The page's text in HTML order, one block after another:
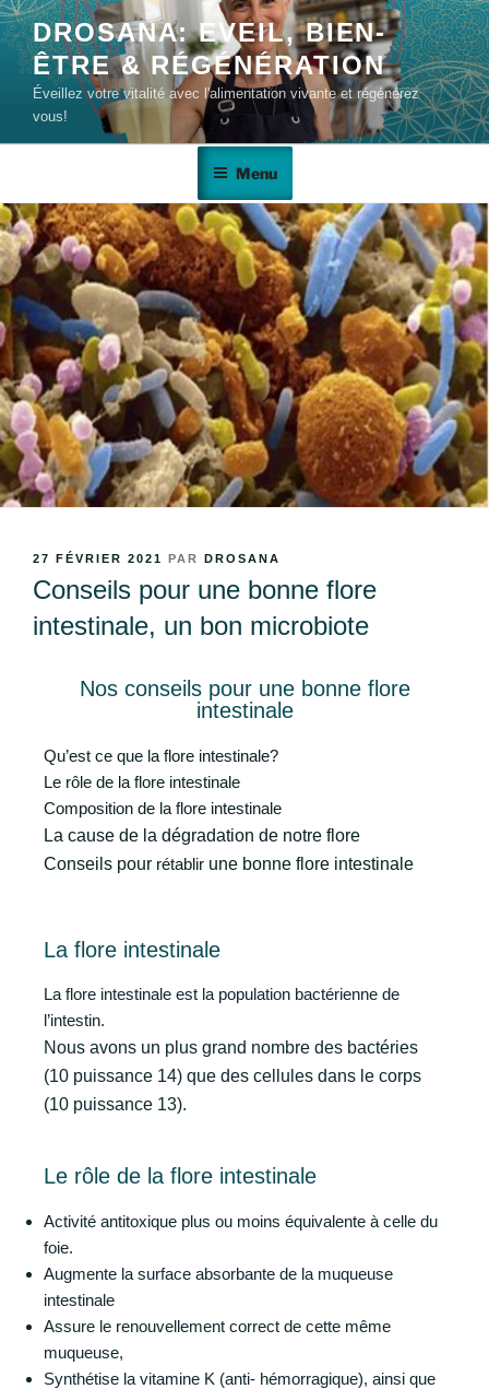
DROSANA: EVEIL, BIEN-
ÊTRE & RÉGÉNÉRATION
Éveillez votre vitalité avec l'alimentation vivante et régénérez
vous!
Menu
27 FÉVRIER 2021 PAR DROSANA
Conseils pour une bonne flore
intestinale, un bon microbiote
Nos conseils pour une bonne flore
intestinale
Qu’est ce que la flore intestinale?
Le rôle de la flore intestinale
Composition de la flore intestinale
La cause de la dégradation de notre flore
Conseils pour rétablir une bonne flore intestinale
La flore intestinale
La flore intestinale est la population bactérienne de
l’intestin.
Nous avons un plus grand nombre des bactéries
(10 puissance 14) que des cellules dans le corps
(10 puissance 13).
Le rôle de la flore intestinale
Activité antitoxique plus ou moins équivalente à celle du
foie.
Augmente la surface absorbante de la muqueuse
intestinale
Assure le renouvellement correct de cette même
muqueuse,
Synthétise la vitamine K (anti- hémorragique), ainsi que